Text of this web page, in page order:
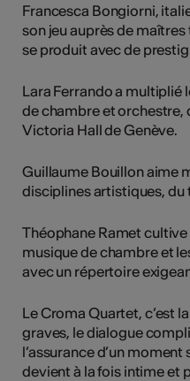
Francesca Bongiorni,
son jeu auprès de
se produit avec de
Lara Ferrando a multiplié
de chambre et orchestre,
Victoria Hall de Genève.
Guillaume Bouillon aime
disciplines artistiques, du
Théophane Ramet
musique de chambre et
avec un répertoire
Le Croma Quartet, c’est
graves, le dialogue
l’assurance d’un
devient à la fois intime et